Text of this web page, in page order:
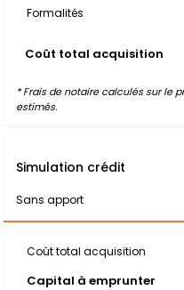
Formalités
Coût total acquisition
* Frais de notaire calculés sur le
estimés.
Simulation crédit
Sans apport
Coût total acquisition
Capital à emprunter